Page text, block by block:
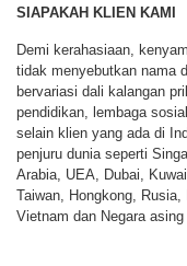
SIAPAKAH KLIEN KAMI
Demi kerahasiaan,
tidak menyebutkan nama
bervariasi dali kalangan
pendidikan, lembaga
selain klien yang ada di
penjuru dunia seperti
Arabia, UEA, Dubai,
Taiwan, Hongkong, Rusia,
Vietnam dan Negara asing